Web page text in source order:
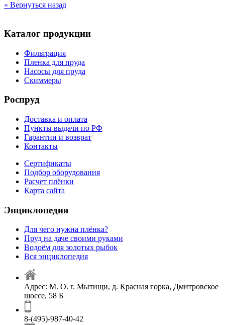
« Вернуться назад
Каталог продукции
Фильтрация
Пленка для пруда
Насосы для пруда
Скиммеры
Роспруд
Доставка и оплата
Пункты выдачи по РФ
Гарантии и возврат
Контакты
Сертификаты
Подбор оборудования
Расчет плёнки
Карта сайта
Энциклопедия
Для чего нужна плёнка?
Пруд на даче своими руками
Водоём для золотых рыбок
Вся энциклопедия
Адрес: М. О. г. Мытищи, д. Красная горка, Дмитровское
шоссе, 58 Б
8-(495)-987-40-42